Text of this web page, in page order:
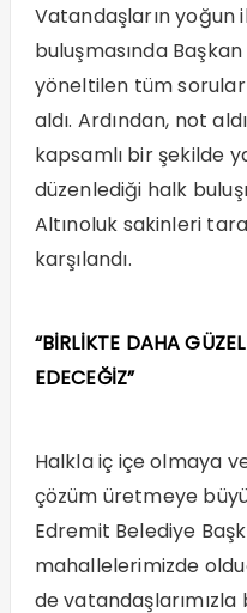
Vatandaşların yoğun
buluşmasında
yöneltilen tüm
aldı. Ardından, not
kapsamlı bir şekilde
düzenlediği halk
Altınoluk sakinleri
karşılandı.
“BİRLİKTE DAHA
EDECEĞİZ”
Halkla iç içe olmaya
çözüm üretmeye
Edremit Belediye
mahallelerimizde
de